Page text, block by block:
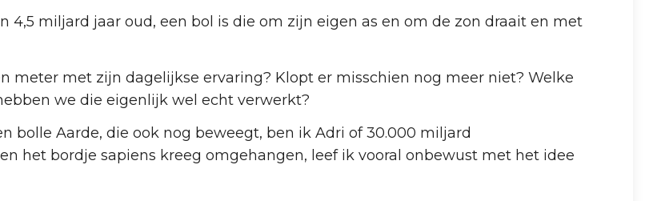
4,5 miljard jaar oud, een bol is die om zijn eigen as en om de zon draait en met
meter met zijn dagelijkse ervaring? Klopt er misschien nog meer niet? Welke
we die eigenlijk wel echt verwerkt?
bolle Aarde, die ook nog beweegt, ben ik Adri of 30.000 miljard
het bordje sapiens kreeg omgehangen, leef ik vooral onbewust met het idee